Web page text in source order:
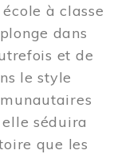
à classe
dans
et de
le style
séduira
que les